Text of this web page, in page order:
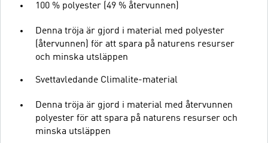
100 % polyester (49 % återvunnen)
Denna tröja är gjord i material med polyester
(återvunnen) för att spara på naturens resurser
och minska utsläppen
Svettavledande Climalite-material
Denna tröja är gjord i material med återvunnen
polyester för att spara på naturens resurser och
minska utsläppen